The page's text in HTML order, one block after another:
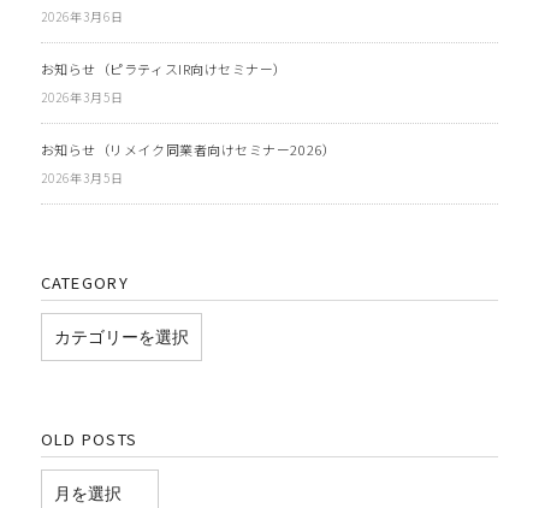
2026年3月6日
お知らせ（ピラティスIR向けセミナー）
2026年3月5日
お知らせ（リメイク同業者向けセミナー2026）
2026年3月5日
CATEGORY
OLD POSTS